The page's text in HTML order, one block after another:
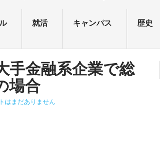
就活 キャンパス 歴史
金融系企業で総
場合
はまだありません